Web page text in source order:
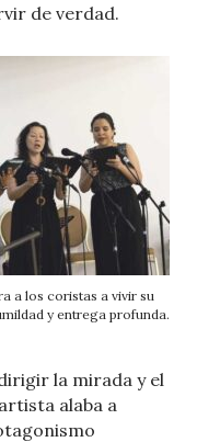
de verdad.
a los coristas a vivir su
y entrega profunda.
la mirada y el
alaba a